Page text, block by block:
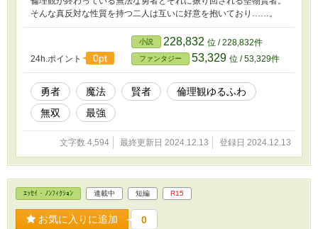
そんな真反対な性質を持つ二人は互いに好意を抱いており……。
24h.ポイント 0pt
小説 228,832 位 / 228,832件
ファンタジー 53,329 位 / 53,329件
勇者 魔法 賢者
倫理観ゆるふわ
無双
最強
文字数 4,594 最終更新日 2024.12.13 登録日 2024.12.13
ｴｯｾｲ・ﾉﾝﾌｨｸｼｮﾝ 連載中 短編 R15
お気に入りに追加 0